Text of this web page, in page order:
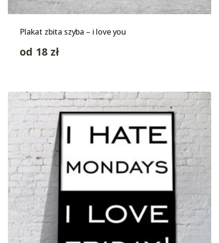
Plakat zbita szyba – i love you
od 18 zł